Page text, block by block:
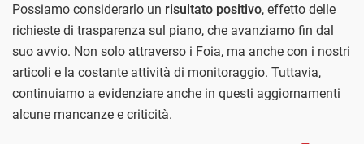
Possiamo considerarlo un risultato positivo, effetto delle
richieste di trasparenza sul piano, che avanziamo fin dal
suo avvio. Non solo attraverso i Foia, ma anche con i nostri
articoli e la costante attività di monitoraggio. Tuttavia,
continuiamo a evidenziare anche in questi aggiornamenti
alcune mancanze e criticità.